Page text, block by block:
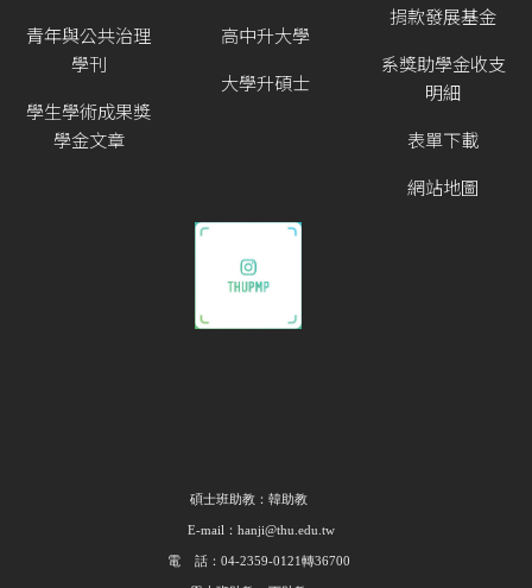
青年與公共治理
學刊
學生學術成果獎
學金文章
高中升大學
大學升碩士
捐款發展基金
系獎助學金收支
明細
表單下載
網站地圖
碩士班助教：韓助教
E-mail：hanji@thu.edu.tw
電 話：04-2359-0121轉36700